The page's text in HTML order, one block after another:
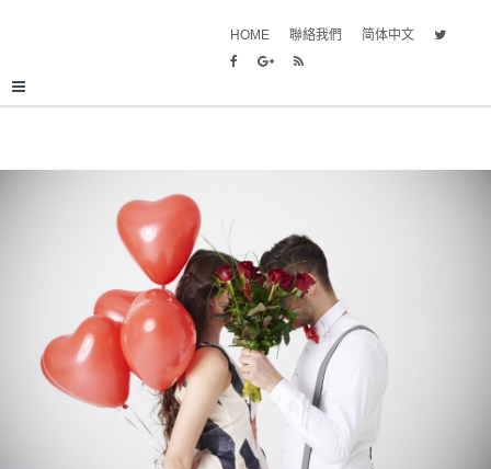
HOME 聯絡我們 简体中文